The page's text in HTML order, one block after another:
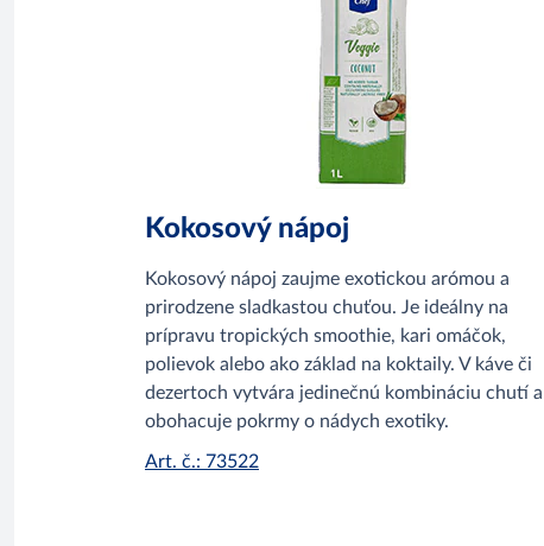
Kokosový nápoj
Kokosový nápoj zaujme exotickou arómou a
prirodzene sladkastou chuťou. Je ideálny na
prípravu tropických smoothie, kari omáčok,
polievok alebo ako základ na koktaily. V káve či
dezertoch vytvára jedinečnú kombináciu chutí a
obohacuje pokrmy o nádych exotiky.
Art. č.: 73522